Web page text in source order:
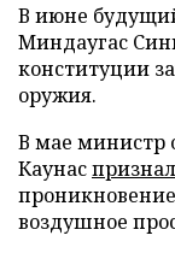
В июне
Миндаугас
конституции
оружия.
В мае министр
Каунаспризнал
воздушное